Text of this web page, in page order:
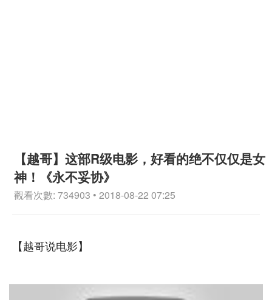
【越哥】这部R级电影，好看的绝不仅仅是女
神！《永不妥协》
觀看次數: 734903 • 2018-08-22 07:25
【越哥说电影】